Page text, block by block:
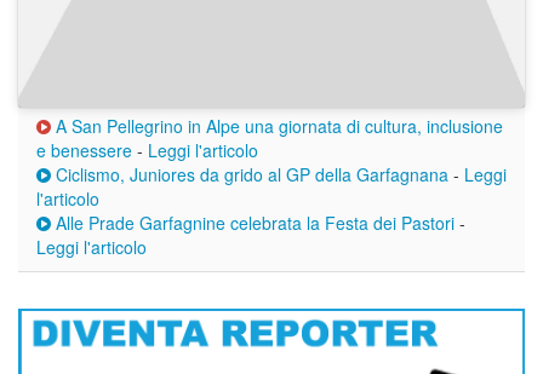
A San Pellegrino in Alpe una giornata di cultura, inclusione
e benessere - Leggi l'articolo
Ciclismo, Juniores da grido al GP della Garfagnana - Leggi
l'articolo
Alle Prade Garfagnine celebrata la Festa dei Pastori -
Leggi l'articolo